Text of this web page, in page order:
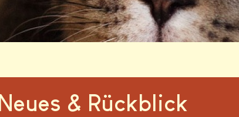
Neues & Rückblick